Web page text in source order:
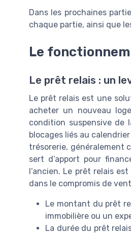
Dans les prochaines
chaque partie, ainsi que
Le
Le prêt relais : un
Le prêt relais est une
acheter un nouveau
condition suspensive de
blocages liés au
trésorerie, généralement
sert d’apport pour
l’ancien. Le prêt relais
dans le compromis de
Le montant du prêt
immobilière ou un
La durée du prêt